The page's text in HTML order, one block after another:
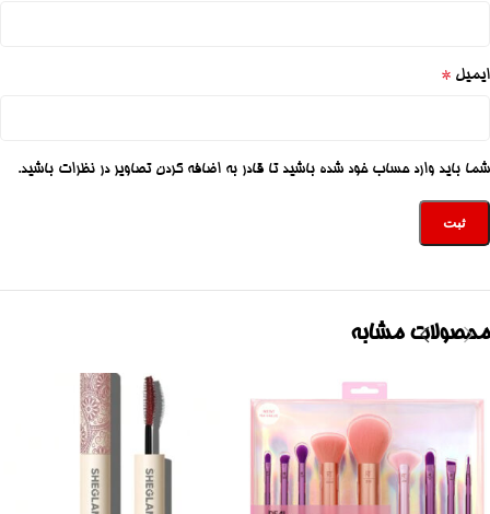
ایمیل *
شما باید وارد حساب خود شده باشید تا قادر به اضافه کردن تصاویر در نظرات باشید.
محصولات مشابه